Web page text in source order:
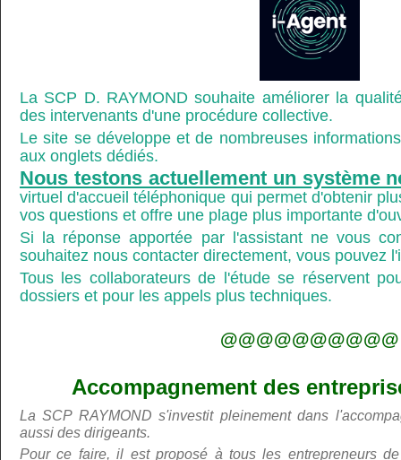
La SCP D. RAYMOND souhaite améliorer la
des intervenants d'une procédure collective.
Le site se développe et de nombreuses
aux onglets dédiés.
Nous testons actuellement un système
virtuel d'accueil téléphonique qui permet d'obtenir
vos questions et offre une plage plus importante
Si la réponse apportée par l'assistant ne vous
souhaitez nous contacter directement, vous pouvez
Tous les collaborateurs de l'étude se réservent
dossiers et pour les appels plus techniques.
@@@@@@@@@@
Accompagnement des
La SCP RAYMOND s'investit pleinement dans
aussi des dirigeants.
Pour ce faire, il est proposé à tous les entrepreneurs